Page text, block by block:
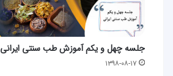
جلسه چهل و یکم آموزش طب سنتی ایرانی
۱۳۹۸-۰۸-۱۷